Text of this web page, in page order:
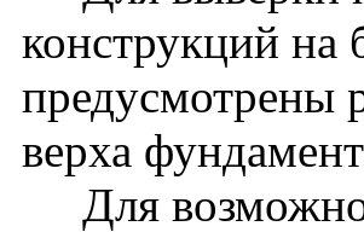
конструкций на
предусмотрены
верха
Для